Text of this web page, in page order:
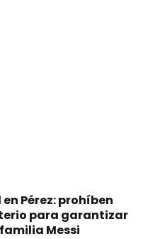
Pérez: prohíben
para garantizar
Messi